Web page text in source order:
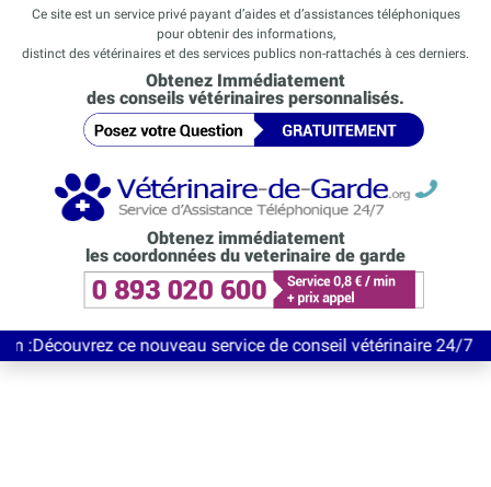
Ce site est un service privé payant d’aides et d’assistances téléphoniques
pour obtenir des informations,
distinct des vétérinaires et des services publics non-rattachés à ces derniers.
Obtenez Immédiatement
des conseils vétérinaires personnalisés.
Obtenez immédiatement
les coordonnées du veterinaire de garde
ce nouveau service de conseil vétérinaire 24/7